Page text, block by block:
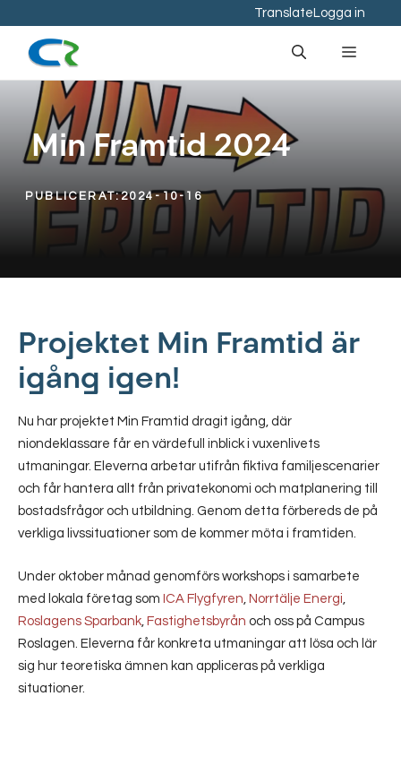
innehåll
Translate Logga in
Meny
Min Framtid 2024
PUBLICERAT:2024-10-16
Projektet Min Framtid är
igång igen!
Nu har projektet Min Framtid dragit igång, där
niondeklassare får en värdefull inblick i vuxenlivets
utmaningar. Eleverna arbetar utifrån fiktiva familjescenarier
och får hantera allt från privatekonomi och matplanering till
bostadsfrågor och utbildning. Genom detta förbereds de på
verkliga livssituationer som de kommer möta i framtiden.
Under oktober månad genomförs workshops i samarbete
med lokala företag som ICA Flygfyren Norrtälje Energi
Roslagens Sparbank Fastighetsbyrån och oss på Campus
Roslagen. Eleverna får konkreta utmaningar att lösa och lär
sig hur teoretiska ämnen kan appliceras på verkliga
situationer.